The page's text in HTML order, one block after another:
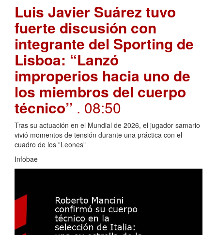
Luis Javier Suárez tuvo
fuerte discusión con
integrante del Sporting de
Lisboa: “Lanzó
improperios hacia uno de
los miembros del cuerpo
técnico” . 08:50
Tras su actuación en el Mundial de 2026, el jugador samario
vivió momentos de tensión durante una práctica con el
cuadro de los "Leones"
Infobae